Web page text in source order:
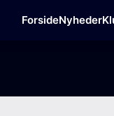
ForsideNyheder